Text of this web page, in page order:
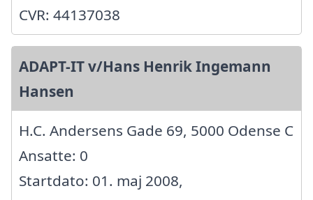
CVR: 44137038
ADAPT-IT v/Hans Henrik Ingemann
Hansen
H.C. Andersens Gade 69, 5000 Odense C
Ansatte: 0
Startdato: 01. maj 2008,